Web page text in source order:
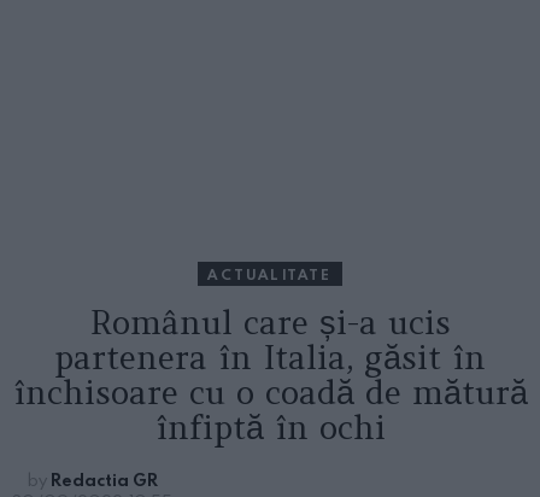
ACTUALITATE
Românul care și-a ucis
partenera în Italia, găsit în
închisoare cu o coadă de mătură
înfiptă în ochi
by Redactia GR